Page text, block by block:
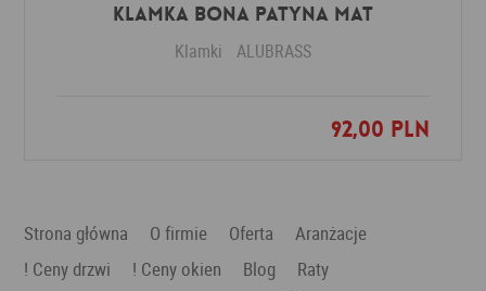
Klamka BONA patyna mat
Klamki ALUBRASS
92,00 PLN
Dodaj do ulubionych
Strona główna O firmie Oferta
Aranżacje
! Ceny drzwi
! Ceny okien Blog
Raty